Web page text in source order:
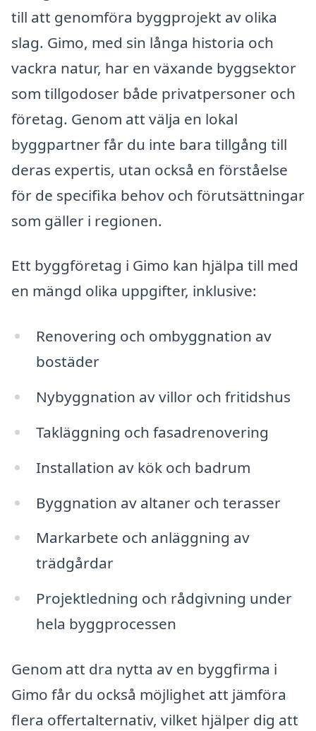
till att genomföra byggprojekt av olika
slag. Gimo, med sin långa historia och
vackra natur, har en växande byggsektor
som tillgodoser både privatpersoner och
företag. Genom att välja en lokal
byggpartner får du inte bara tillgång till
deras expertis, utan också en förståelse
för de specifika behov och förutsättningar
som gäller i regionen.
Ett byggföretag i Gimo kan hjälpa till med
en mängd olika uppgifter, inklusive:
Renovering och ombyggnation av
bostäder
Nybyggnation av villor och fritidshus
Takläggning och fasadrenovering
Installation av kök och badrum
Byggnation av altaner och terasser
Markarbete och anläggning av
trädgårdar
Projektledning och rådgivning under
hela byggprocessen
Genom att dra nytta av en byggfirma i
Gimo får du också möjlighet att jämföra
flera offertalternativ, vilket hjälper dig att